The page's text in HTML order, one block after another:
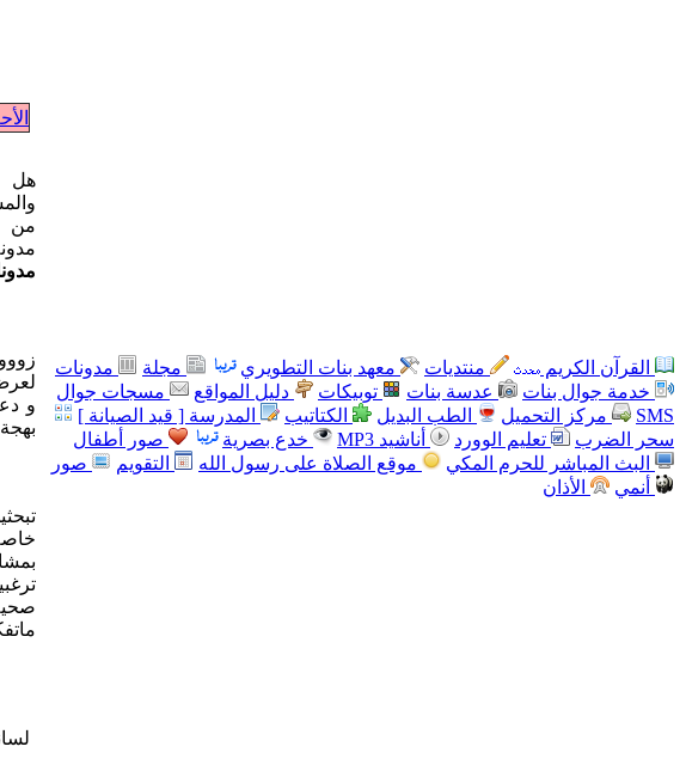
القرآن الكريم منتديات معهد بنات التطويري مجلة
مدونات
خدمة جوال بنات
عدسة بنات توبيكات دليل المواقع
مسجات جوال
SMS
مركز التحميل الطب البديل الكتاتيب
المدرسة [ قيد الصيانة ]
سحر الضرب
تعليم الوورد أناشيد MP3 خدع بصرية
صور أطفال
البث المباشر للحرم المكي
موقع الصلاة على رسول الله التقويم
صور
أنمي
الأذان
هل
من
و